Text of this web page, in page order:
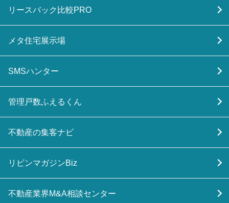
リースバック比較PRO
メタ住宅展示場
SMSハンター
管理戸数ふえるくん
不動産の集客ナビ
リビンマガジンBiz
不動産業界M&A相談センター